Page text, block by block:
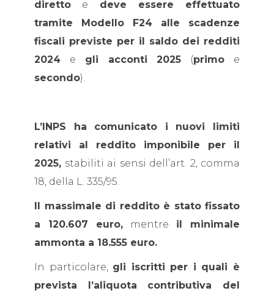
diretto e deve essere effettuato
tramite Modello F24 alle scadenze
fiscali previste per il saldo dei redditi
2024 e gli acconti 2025 (primo e
secondo).
L’INPS ha comunicato i nuovi limiti
relativi al reddito imponibile per il
2025, stabiliti ai sensi dell’art. 2, comma
18, della L. 335/95.
Il massimale di reddito è stato fissato
a 120.607 euro, mentre il minimale
ammonta a 18.555 euro.
In particolare, gli iscritti per i quali è
prevista l’aliquota contributiva del